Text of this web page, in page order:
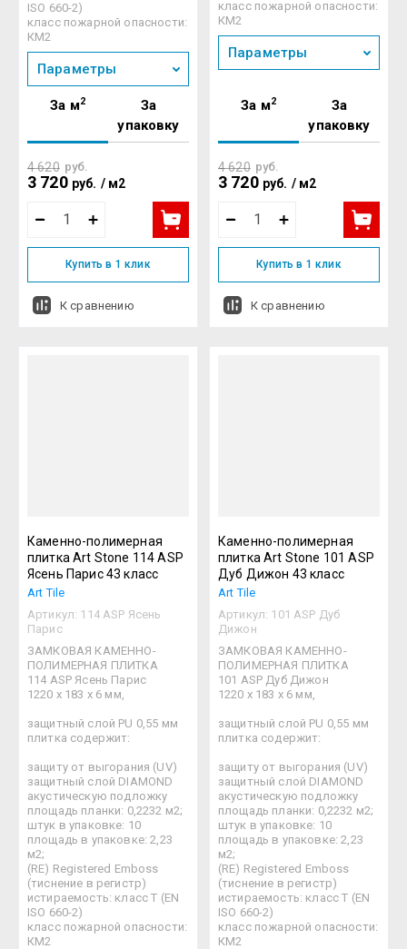
ISO 660-2)
класс пожарной опасности:
КМ2
Параметры
За м2
За
упаковку
4 620 руб.
3 720 руб. / м2
Купить в 1 клик
К сравнению
класс пожарной опасности:
КМ2
Параметры
За м2
За
упаковку
4 620 руб.
3 720 руб. / м2
Купить в 1 клик
К сравнению
Каменно-полимерная
плитка Art Stone 114 ASP
Ясень Парис 43 класс
Art Tile
Артикул: 114 ASP Ясень
Парис
ЗАМКОВАЯ КАМЕННО-
ПОЛИМЕРНАЯ ПЛИТКА
114 ASP Ясень Парис
1220 х 183 х 6 мм,
защитный слой PU 0,55 мм
плитка содержит:
защиту от выгорания (UV)
защитный слой DIAMOND
акустическую подложку
площадь планки: 0,2232 м2;
штук в упаковке: 10
площадь в упаковке: 2,23
м2;
(RE) Registered Emboss
(тиснение в регистр)
истираемость: класс Т (EN
ISO 660-2)
класс пожарной опасности:
КМ2
Каменно-полимерная
плитка Art Stone 101 ASP
Дуб Дижон 43 класс
Art Tile
Артикул: 101 ASP Дуб
Дижон
ЗАМКОВАЯ КАМЕННО-
ПОЛИМЕРНАЯ ПЛИТКА
101 ASP Дуб Дижон
1220 х 183 х 6 мм,
защитный слой PU 0,55 мм
плитка содержит:
защиту от выгорания (UV)
защитный слой DIAMOND
акустическую подложку
площадь планки: 0,2232 м2;
штук в упаковке: 10
площадь в упаковке: 2,23
м2;
(RE) Registered Emboss
(тиснение в регистр)
истираемость: класс Т (EN
ISO 660-2)
класс пожарной опасности:
КМ2